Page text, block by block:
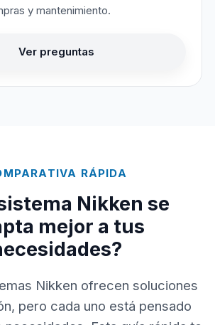
y mantenimiento.
Ver preguntas
RÁPIDA
Nikken se
mejor a tus
Nikken ofrecen soluciones
pero cada uno está pensado